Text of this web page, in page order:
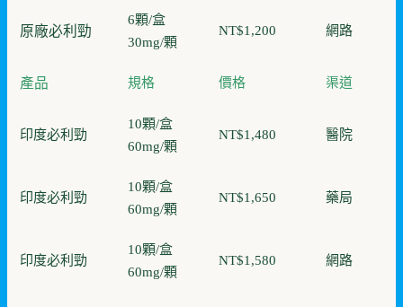
原廠必利勁
6顆/盒
30mg/顆
NT$1,200 網路
產品 規格 價格 渠道
印度必利勁
10顆/盒
60mg/顆
NT$1,480 醫院
印度必利勁
10顆/盒
60mg/顆
NT$1,650 藥局
印度必利勁
10顆/盒
60mg/顆
NT$1,580 網路